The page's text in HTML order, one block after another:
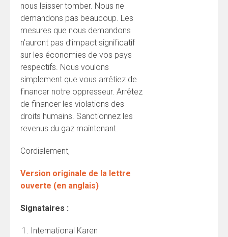
nous laisser tomber. Nous ne
demandons pas beaucoup. Les
mesures que nous demandons
n’auront pas d’impact significatif
sur les économies de vos pays
respectifs. Nous voulons
simplement que vous arrêtiez de
financer notre oppresseur. Arrêtez
de financer les violations des
droits humains. Sanctionnez les
revenus du gaz maintenant.
Cordialement,
Version originale de la lettre
ouverte (en anglais)
Signataires :
International Karen